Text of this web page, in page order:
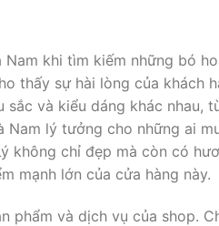
khi tìm kiếm những bó
thấy sự hài lòng của khách
và kiểu dáng khác nhau,
lý tưởng cho những ai
không chỉ đẹp mà còn có
mạnh lớn của cửa hàng này.
phẩm và dịch vụ của shop.